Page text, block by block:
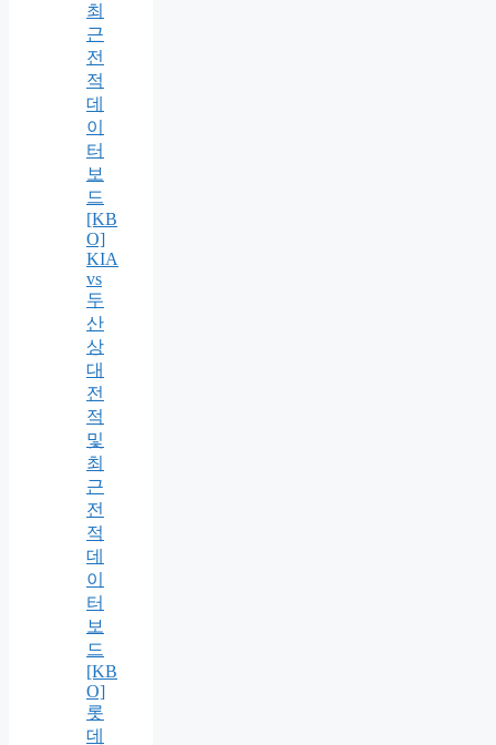
최
근
전
적
데
이
터
보
드
[KB
O]
KIA
vs
두
산
상
대
전
적
및
최
근
전
적
데
이
터
보
드
[KB
O]
롯
데